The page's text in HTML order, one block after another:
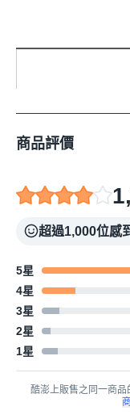
商品評價
超過1,000位感
5星
4星
3星
2星
1星
酷澎上販售之同一商品